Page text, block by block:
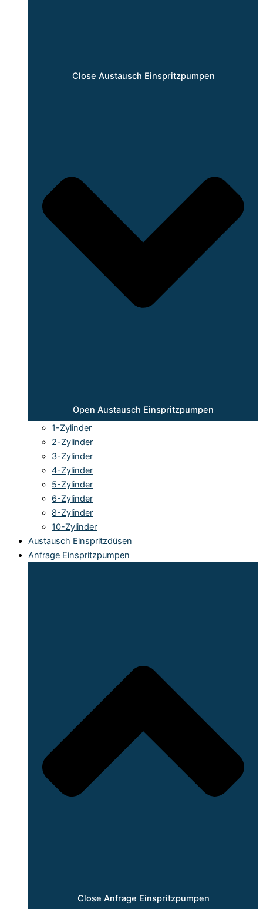
Close Austausch Einspritzpumpen
Open Austausch Einspritzpumpen
1-Zylinder
2-Zylinder
3-Zylinder
4-Zylinder
5-Zylinder
6-Zylinder
8-Zylinder
10-Zylinder
Austausch Einspritzdüsen
Anfrage Einspritzpumpen
Close Anfrage Einspritzpumpen